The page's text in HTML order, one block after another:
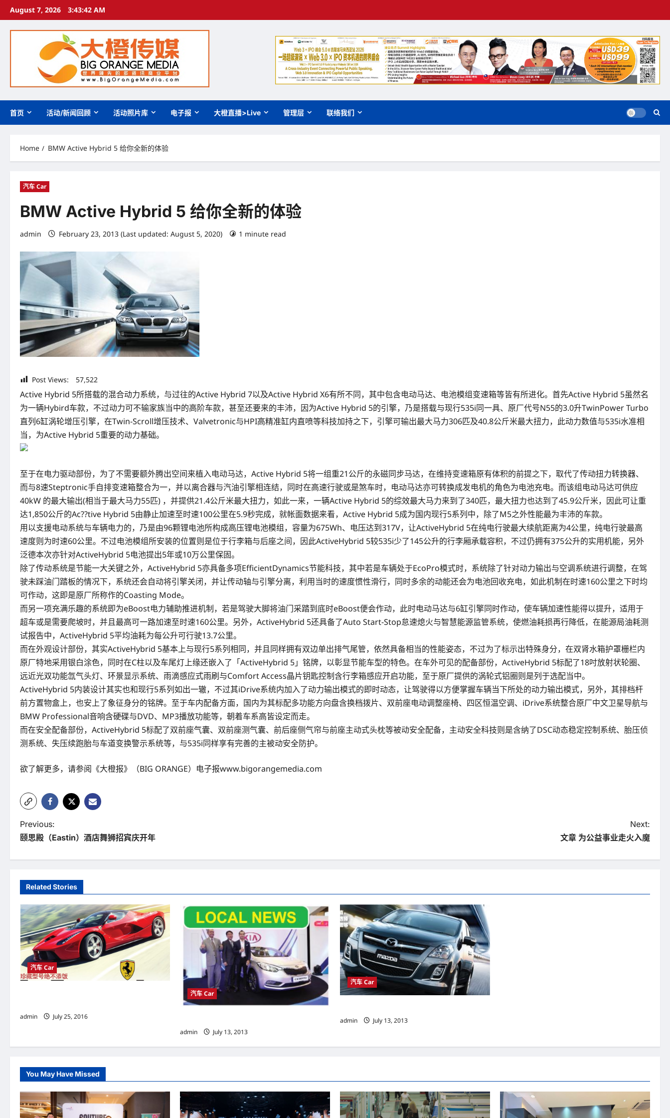
Skip
content
August 7, 2026 3:43:42 AM
首页 活动/新闻回顾 活动照片库 电子报 大橙直播>Live 管理层 联络我们
Home BMW Active Hybrid 5 给你全新的体验
汽车 Car
BMW Active Hybrid 5 给你全新的体验
admin February 23, 2013 (Last updated: August 5, 2020) 1 minute read
Post Views: 57,522
Active Hybrid 5所搭载的混合动力系统，与过往的Active Hybrid 7以及Active Hybrid X6有所不同，其中包含电动马达、电池模组变速箱等皆有所进化。首先Active Hybrid 5虽然名
为一辆Hybird车款，不过动力可不输家族当中的高阶车款，甚至还要来的丰沛，因为Active Hybrid 5的引擎，乃是搭载与现行535i同一具、原厂代号N55的3.0升TwinPower Turbo
直列6缸涡轮增压引擎，在Twin-Scroll增压技术、Valvetronic与HPI高精准缸内直喷等科技加持之下，引擎可输出最大马力306匹及40.8公斤米最大扭力，此动力数值与535i水准相
当，为Active Hybrid 5重要的动力基础。
至于在电力驱动部份，为了不需要额外腾出空间来植入电动马达，Active Hybrid 5将一组重21公斤的永磁同步马达，在维持变速箱原有体积的前提之下，取代了传动扭力转换器、
而与8速Steptronic手自排变速箱整合为一，并以离合器与汽油引擎相连结，同时在高速行驶或是煞车时，电动马达亦可转换成发电机的角色为电池充电。而该组电动马达可供应
40kW 的最大输出(相当于最大马力55匹) ，并提供21.4公斤米最大扭力，如此一来，一辆Active Hybrid 5的综效最大马力来到了340匹，最大扭力也达到了45.9公斤米，因此可让重
达1,850公斤的Ac??tive Hybrid 5由静止加速至时速100公里在5.9秒完成，就帐面数据来看，Active Hybrid 5成为国内现行5系列中，除了M5之外性能最为丰沛的车款。
用以支援电动系统与车辆电力的，乃是由96颗锂电池所构成高压锂电池模组，容量为675Wh、电压达到317V，让ActiveHybrid 5在纯电行驶最大续航距离为4公里，纯电行驶最高
速度则为时速60公里。不过电池模组所安装的位置则是位于行李箱与后座之间，因此ActiveHybrid 5较535i少了145公升的行李厢承载容积，不过仍拥有375公升的实用机能，另外
泛德本次亦针对ActiveHybrid 5电池提出5年或10万公里保固。
除了传动系统是节能一大关键之外，ActiveHybrid 5亦具备多项EfficientDynamics节能科技，其中若是车辆处于EcoPro模式时，系统除了针对动力输出与空调系统进行调整，在驾
驶未踩油门踏板的情况下，系统还会自动将引擎关闭，并让传动轴与引擎分离，利用当时的速度惯性滑行，同时多余的动能还会为电池回收充电，如此机制在时速160公里之下时均
可作动，这即是原厂所称作的Coasting Mode。
而另一项充满乐趣的系统即为eBoost电力辅助推进机制，若是驾驶大脚将油门采踏到底时eBoost便会作动，此时电动马达与6缸引擎同时作动，使车辆加速性能得以提升，适用于
超车或是需要爬坡时，并且最高可一路加速至时速160公里。另外，ActiveHybrid 5还具备了Auto Start-Stop怠速熄火与智慧能源监管系统，使燃油耗损再行降低，在能源局油耗测
试报告中，ActiveHybrid 5平均油耗为每公升可行驶13.7公里。
而在外观设计部份，其实ActiveHybrid 5基本上与现行5系列相同，并且同样拥有双边单出排气尾管，依然具备相当的性能姿态，不过为了标示出特殊身分，在双肾水箱护罩栅栏内
原厂特地采用银白涂色，同时在C柱以及车尾灯上缘还嵌入了「ActiveHybrid 5」铭牌，以彰显节能车型的特色。在车外可见的配备部份，ActiveHybrid 5标配了18吋放射状轮圈、
远近光双功能氙气头灯、环景显示系统、雨滴感应式雨刷与Comfort Access晶片钥匙控制含行李箱感应开启功能，至于原厂提供的涡轮式铝圈则是列于选配当中。
ActiveHybrid 5内装设计其实也和现行5系列如出一辙，不过其iDrive系统内加入了动力输出模式的即时动态，让驾驶得以方便掌握车辆当下所处的动力输出模式，另外，其排档杆
前方置物盒上，也安上了象征身分的铭牌。至于车内配备方面，国内为其标配多功能方向盘含换档拨片、双前座电动调整座椅、四区恒温空调、iDrive系统整合原厂中文卫星导航与
BMW Professional音响含硬碟与DVD、MP3播放功能等，朝着车系高皆设定而走。
而在安全配备部份，ActiveHybrid 5标配了双前座气囊、双前座测气囊、前后座侧气帘与前座主动式头枕等被动安全配备，主动安全科技则是含纳了DSC动态稳定控制系统、胎压侦
测系统、失压续跑胎与车道变换警示系统等，与535i同样享有完善的主被动安全防护。
欲了解更多，请参阅《大橙报》（BIG ORANGE）电子报www.bigorangemedia.com
P
o
s
t
n
a
v
i
g
i
Previous:
颐思殿（Eastin）酒店舞狮招宾庆开年
Next:
文章 为公益事业走火入魔
Related Stories
汽车 Car
admin
July 25, 2016
汽车 Car
admin
July 13, 2013
汽车 Car
admin
July 13, 2013
You May Have Missed